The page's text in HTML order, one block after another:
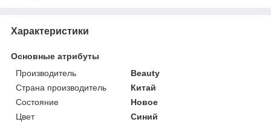
Характеристики
Основные атрибуты
Производитель
Beauty
Страна производитель
Китай
Состояние
Новое
Цвет
Синий